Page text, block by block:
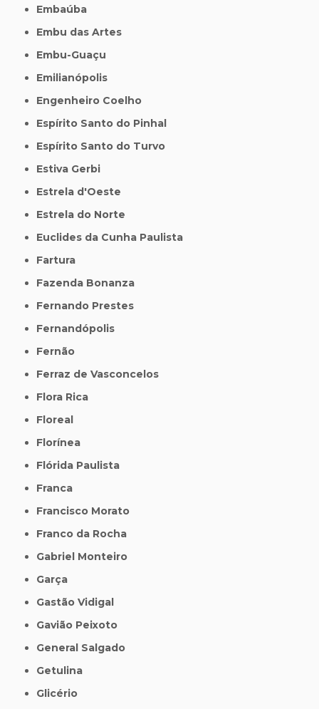
Embaúba
Embu das Artes
Embu-Guaçu
Emilianópolis
Engenheiro Coelho
Espírito Santo do Pinhal
Espírito Santo do Turvo
Estiva Gerbi
Estrela d'Oeste
Estrela do Norte
Euclides da Cunha Paulista
Fartura
Fazenda Bonanza
Fernando Prestes
Fernandópolis
Fernão
Ferraz de Vasconcelos
Flora Rica
Floreal
Florínea
Flórida Paulista
Franca
Francisco Morato
Franco da Rocha
Gabriel Monteiro
Garça
Gastão Vidigal
Gavião Peixoto
General Salgado
Getulina
Glicério